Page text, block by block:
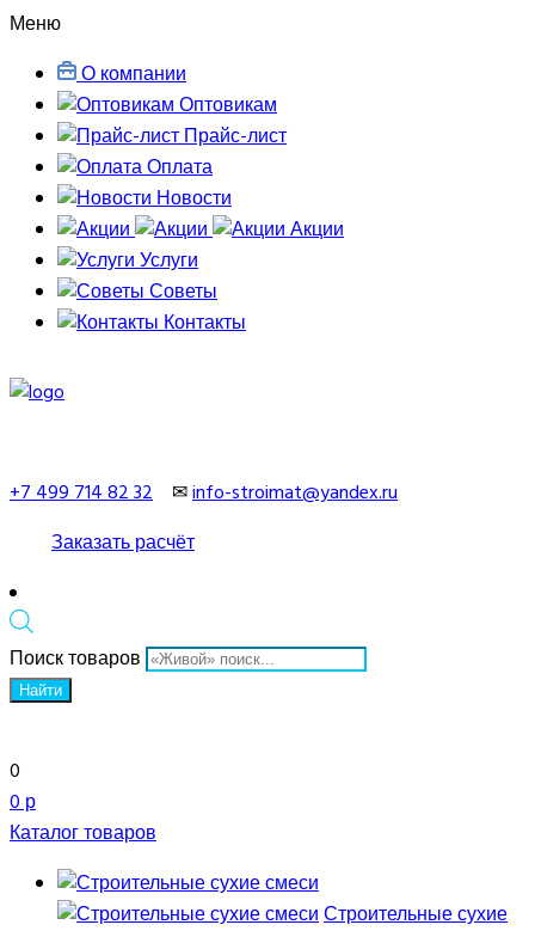
Меню
О компании
Оптовикам
Прайс-лист
Оплата
Новости
Акции
Услуги
Советы
Контакты
+7 499 714 82 32 ✉info-stroimat@yandex.ru
Заказать расчёт
Поиск товаров
Найти
0
0 р
Каталог товаров
Строительные сухие